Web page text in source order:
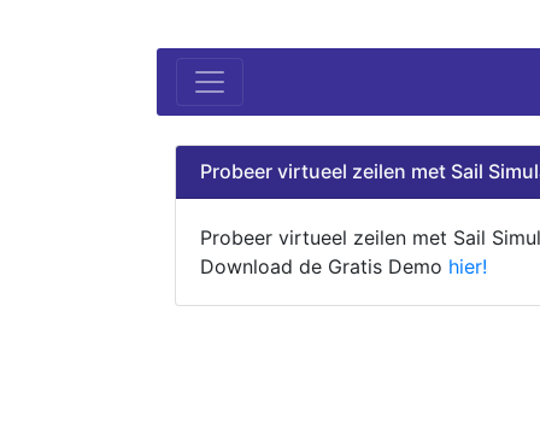
Probeer virtueel zeilen met Sail
Probeer virtueel zeilen met Sail
Download de Gratis Demo hier!